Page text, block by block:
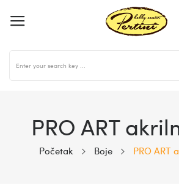
PRO ART
Početak Boje PRO ART